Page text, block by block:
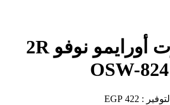
ساعة سمارت أورايمو نوفو 2R
التوفير : 422 EGP